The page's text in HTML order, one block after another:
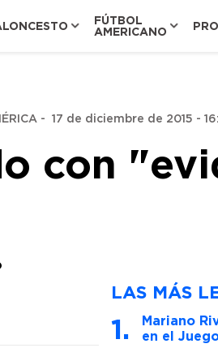
FÚTBOL
AMERICANO
- 17 de diciembre de 2015 -
con
LAS MÁS
Mariano
en el